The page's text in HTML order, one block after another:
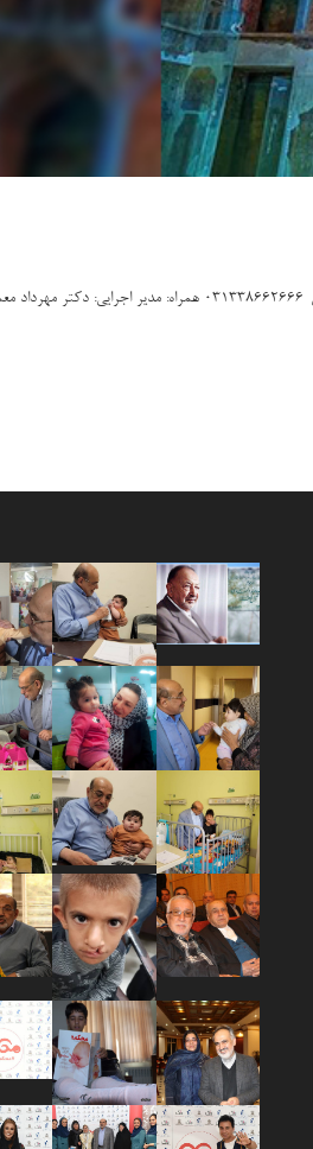
عالی قاپو اصفهان آدرس نمایندگی: خیابان امام خمینی-نرسیده به میدان استقلال-بیمارستان امام حسین(ع) دفتر ریاست تلفن: